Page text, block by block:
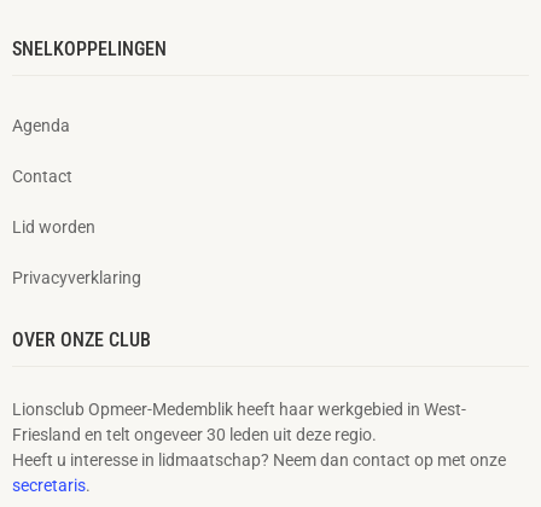
SNELKOPPELINGEN
Agenda
Contact
Lid worden
Privacyverklaring
OVER ONZE CLUB
Lionsclub Opmeer-Medemblik heeft haar werkgebied in West-
Friesland en telt ongeveer 30 leden uit deze regio.
Heeft u interesse in lidmaatschap? Neem dan contact op met onze
secretaris.